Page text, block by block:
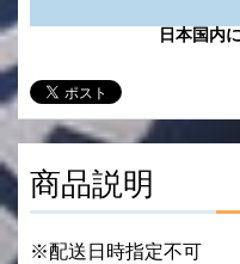
日本国内
商品説明
※配送日時指定不可